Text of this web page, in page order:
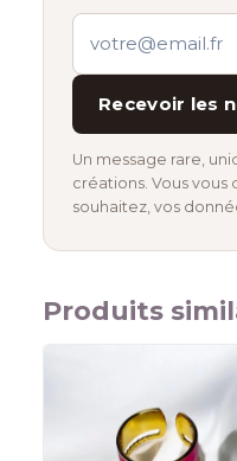
Recevoir les
Un message rare,
créations. Vous vous
souhaitez, vos
Produits